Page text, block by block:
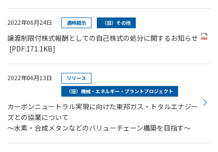
2022年06月24日 適時開示 （旧）その他
譲渡制限付株式報酬としての自己株式の処分に関するお知らせ
[PDF:171.1KB]
2022年06月13日
リリース
（旧）機械・エネルギー・プラントプロジェクト
カーボンニュートラル実現に向けた東邦ガス・トタルエナジー
ズとの協業について
～水素・合成メタンなどのバリューチェーン構築を目指す～